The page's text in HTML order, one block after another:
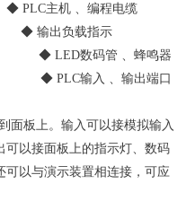
主机 、编程电缆
输出负载指示
◆ LED数码管 、蜂鸣器
◆ PLC输入 、输出端口
面板上。输入可以接模拟输入
可以接面板上的指示灯、数码
可以与演示装置相连接，可应